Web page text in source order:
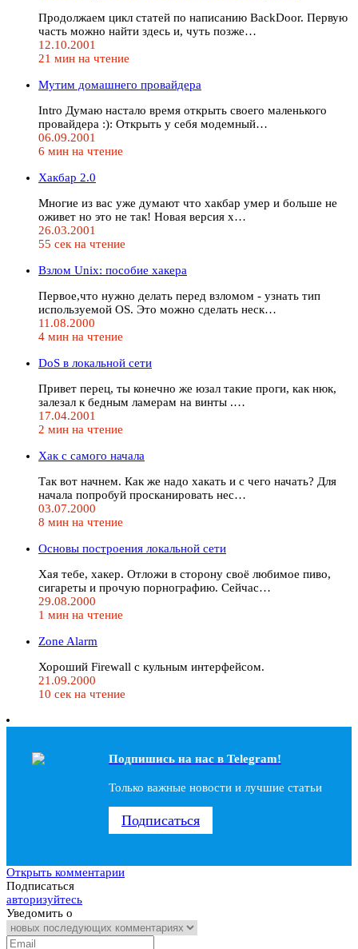
Продолжаем цикл статей по написанию BackDoor. Первую
часть можно найти здесь и, чуть позже…
12.10.2001
21 мин на чтение
Мутим домашнего провайдера
Intro Думаю настало время открыть своего маленького
провайдера :): Открыть у себя модемный…
06.09.2001
6 мин на чтение
Хакбар 2.0
Многие из вас уже думают что хакбар умер и больше не
оживет но это не так! Новая версия х…
26.03.2001
55 сек на чтение
Взлом Unix: пособие хакера
Первое,что нужно делать перед взломом - узнать тип
используемой OS. Это можно сделать неск…
11.08.2000
4 мин на чтение
DoS в локальной сети
Привет перец, ты конечно же юзал такие проги, как нюк,
залезал к бедным ламерам на винты .…
17.04.2001
2 мин на чтение
Хак с самого начала
Так вот начнем. Как же надо хакать и с чего начать? Для
начала попробуй просканировать нес…
03.07.2000
8 мин на чтение
Основы построения локальной сети
Хая тебе, хакер. Отложи в сторону своё любимое пиво,
сигареты и прочую порнографию. Сейчас…
29.08.2000
1 мин на чтение
Zone Alarm
Хороший Firewall с кульным интерфейсом.
21.09.2000
10 сек на чтение
Подпишись на наc в Telegram!
Только важные новости и лучшие статьи
Подписаться
Открыть комментарии
Подписаться
авторизуйтесь
Уведомить о